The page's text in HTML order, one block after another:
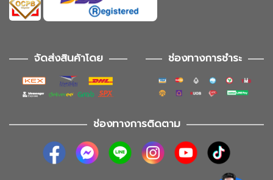
จัดส่งสินค้าโดย ช่องทางการชำระ
ช่องทางการติดตาม